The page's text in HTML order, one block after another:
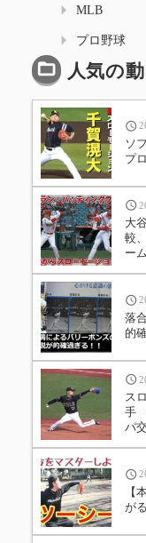
MLB
プロ野球
人気の
ソ
プ
大
較
ー
落
的
ス
手
パ
【
が